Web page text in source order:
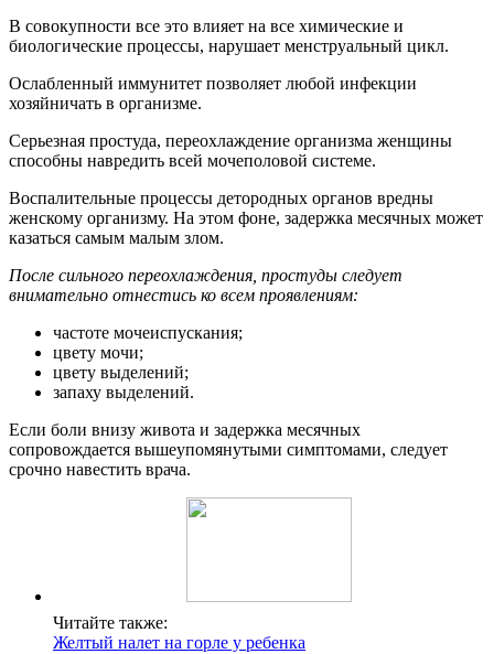
В совокупности все это влияет на все химические и
биологические процессы, нарушает менструальный цикл.
Ослабленный иммунитет позволяет любой инфекции
хозяйничать в организме.
Серьезная простуда, переохлаждение организма женщины
способны навредить всей мочеполовой системе.
Воспалительные процессы детородных органов вредны
женскому организму. На этом фоне, задержка месячных может
казаться самым малым злом.
После сильного переохлаждения, простуды следует
внимательно отнестись ко всем проявлениям:
частоте мочеиспускания;
цвету мочи;
цвету выделений;
запаху выделений.
Если боли внизу живота и задержка месячных
сопровождается вышеупомянутыми симптомами, следует
срочно навестить врача.
Читайте также:
Желтый налет на горле у ребенка